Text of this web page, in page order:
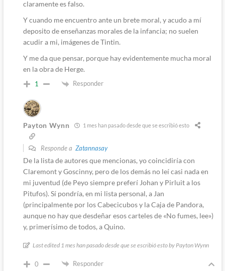
claramente es falso.
Y cuando me encuentro ante un brete moral, y acudo a mí
deposito de enseñanzas morales de la infancia; no suelen
acudir a mi, imágenes de Tintin.
Y me da que pensar, porque hay evidentemente mucha moral
en la obra de Herge.
1 Responder
Payton Wynn 1 mes han pasado desde que se escribió esto
Responde a Zatannasay
De la lista de autores que mencionas, yo coincidiría con
Claremont y Goscinny, pero de los demás no leí casi nada en
mi juventud (de Peyo siempre preferí Johan y Pirluit a los
Pitufos). Sí pondría, en mi lista personal, a Jan
(principalmente por los Cabecicubos y la Caja de Pandora,
aunque no hay que desdeñar esos carteles de «No fumes, lee»)
y, primerísimo de todos, a Quino.
Last edited 1 mes han pasado desde que se escribió esto by Payton Wynn
0 Responder